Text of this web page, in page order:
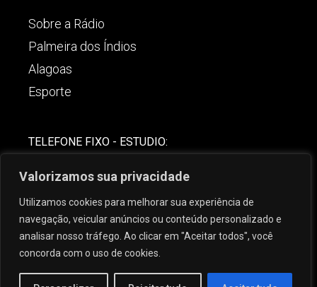
Valorizamos sua privacidade
Utilizamos cookies para melhorar sua experiência de
navegação, veicular anúncios ou conteúdo personalizado e
analisar nosso tráfego. Ao clicar em "Aceitar todos", você
concorda com o uso de cookies.
Sobre a Rádio
Palmeira dos Índios
Alagoas
Esporte
TELEFONE FIXO - ESTUDIO:
(82) 99621-8806